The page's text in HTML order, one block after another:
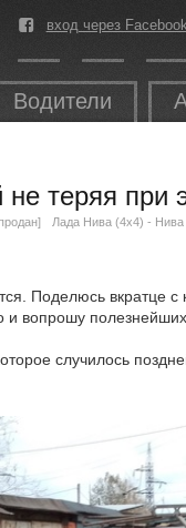
вход через
Водители
теряя при
Лада Нива (4x4) - Нива
Поделюсь вкратце
и вопрошу
случилось